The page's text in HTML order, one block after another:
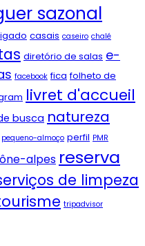
sazonal
casais caseiro chalé
diretório de salas e-
facebook fica folheto de
livret d'accueil
busca natureza
pequeno-almoço perfil PMR
alpes reserva
de limpeza
tripadvisor